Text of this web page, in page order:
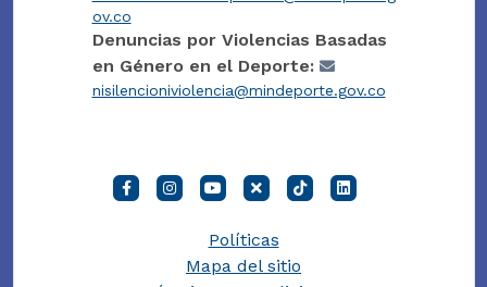
ov.co
Denuncias por Violencias Basadas
en Género en el Deporte:
nisilencioniviolencia@mindeporte.gov.co
Políticas
Mapa del sitio